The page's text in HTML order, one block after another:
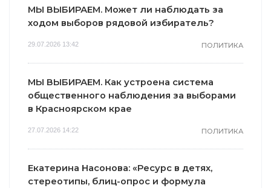
МЫ ВЫБИРАЕМ. Может ли наблюдать за
ходом выборов рядовой избиратель?
29.07.2026 13:42 ПОЛИТИКА
МЫ ВЫБИРАЕМ. Как устроена система
общественного наблюдения за выборами
в Красноярском крае
27.07.2026 14:22 ПОЛИТИКА
Екатерина Насонова: «Ресурс в детях,
стереотипы, блиц-опрос и формула